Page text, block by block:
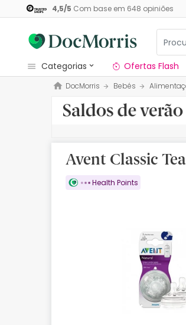
4,5/5 Com base em 648 opiniões
categorias
Dermocosmetica
Nossa marca
Medicamentos
Cosmética
Ofertas Flash
DocMorris Bebés
Avent Classic
Health Points